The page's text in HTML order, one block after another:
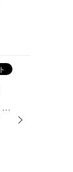
愛知県 稲沢市津島市あま市一宮市岐阜県海津市 その他近隣のみなさま こんにちは(∵) 愛知県稲沢市福島町西尾張中央道沿い エンジン オイル交換 も出来る お店 【タイヤ館 稲沢】です。 パンク 補償 サービス もあります。 【祝】スマホ決済が導入！ d払い、ペイペイ、Rペイがご利用いただけます 本...